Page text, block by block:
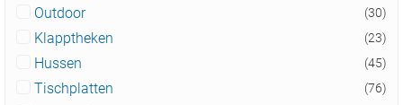
Outdoor (30)
Klapptheken (23)
Hussen (45)
Tischplatten (76)